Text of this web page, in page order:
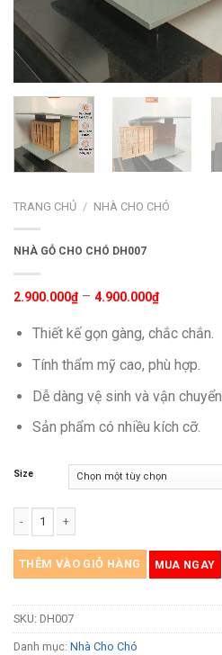
TRANG CHỦ / NHÀ CHO CHÓ
NHÀ GỖ CHO CHÓ DH007
2.900.000₫ – 4.900.000₫Khoảng
giá:
từ
2.900.000₫
4.900.000₫
Thiết kế gọn gàng, chắc chắn.
Tính thẩm mỹ cao, phù hợp.
Dễ dàng vệ sinh và vận chuyển.
Sản phẩm có nhiều kích cỡ.
Size
THÊM VÀO GIỎ HÀNG MUA NGAY
SKU: DH007
Danh mục: Nhà Cho Chó